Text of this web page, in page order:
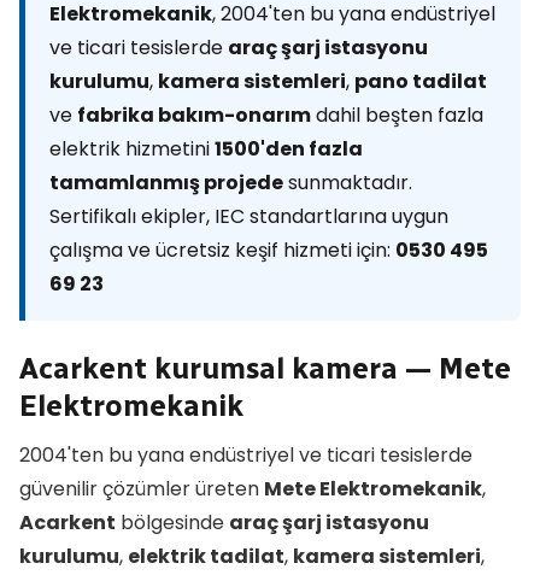
Elektromekanik, 2004'ten bu yana endüstriyel
ve ticari tesislerde araç şarj istasyonu
kurulumu, kamera sistemleri, pano tadilat
ve fabrika bakım-onarımdahil beşten fazla
elektrik hizmetini1500'den fazla
tamamlanmış projedesunmaktadır.
Sertifikalı ekipler, IEC standartlarına uygun
çalışma ve ücretsiz keşif hizmeti için: 0530 495
69 23
Acarkent kurumsal kamera — Mete
Elektromekanik
2004'ten bu yana endüstriyel ve ticari tesislerde
güvenilir çözümler üreten Mete Elektromekanik,
Acarkent bölgesinde araç şarj istasyonu
kurulumu, elektrik tadilat, kamera sistemleri,